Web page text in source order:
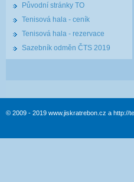
Původní stránky TO
Tenisová hala - ceník
Tenisová hala - rezervace
Sazebník odměn ČTS 2019
© 2009 - 2019 www.jiskratrebon.cz a http://